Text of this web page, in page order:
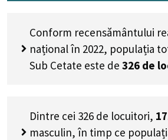
Conform recensământului
național în 2022, populația
Sub Cetate este de 326 de
Dintre cei 326 de locuitori,
masculin, în timp ce